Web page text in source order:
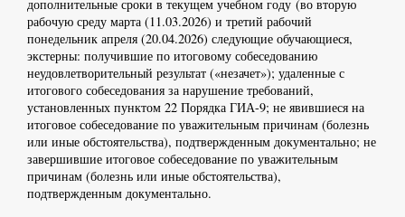
дополнительные сроки в текущем учебном году (во вторую
рабочую среду марта (11.03.2026) и третий рабочий
понедельник апреля (20.04.2026) следующие обучающиеся,
экстерны: получившие по итоговому собеседованию
неудовлетворительный результат («незачет»); удаленные с
итогового собеседования за нарушение требований,
установленных пунктом 22 Порядка ГИА-9; не явившиеся на
итоговое собеседование по уважительным причинам (болезнь
или иные обстоятельства), подтвержденным документально; не
завершившие итоговое собеседование по уважительным
причинам (болезнь или иные обстоятельства),
подтвержденным документально.